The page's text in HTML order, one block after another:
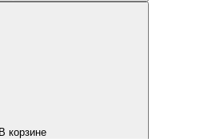
В корзине